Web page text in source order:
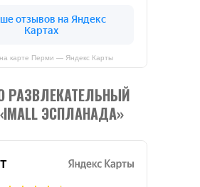
карте Перми — Яндекс Карты
РАЗВЛЕКАТЕЛЬНЫЙ
ЭСПЛАНАДА»